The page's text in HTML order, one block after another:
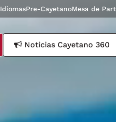
IdiomasPre-CayetanoMesa de
Noticias Cayetano 360